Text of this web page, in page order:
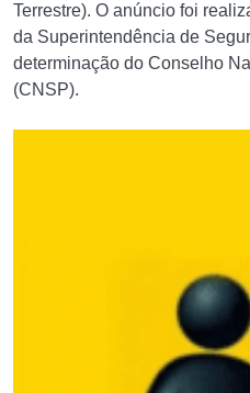
Terrestre). O anúncio foi
da Superintendência de
determinação do Conselho
(CNSP).